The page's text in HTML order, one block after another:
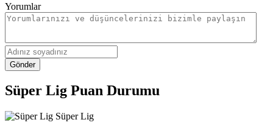
Yorumlar
Gönder
Süper Lig Puan Durumu
Süper Lig